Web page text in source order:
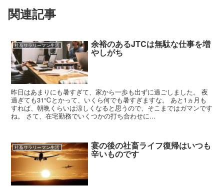
関連記事
社畜サラリーマン生活 余裕のあるJTCは無駄な仕事を増
やしがち
昨日はあまりにも暑すぎて、家から一歩も出ずに過ごしました。 夜
過ぎても31℃とかって、いくら何でも暑すぎますな。 あと1ヵ月も
すれば、朝晩くらいは涼しくなると思うので、そこまではガマンです
ね。 さて、在宅勤務でいくつかの打ち合わせに...
社畜サラリーマン生活 宴の後の社畜ライフ復帰はいつも
辛いものです